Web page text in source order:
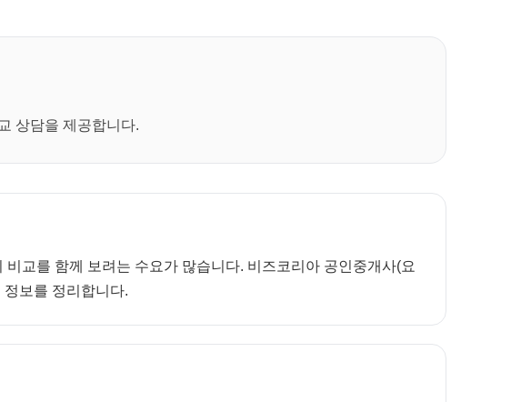
상담을 제공합니다.
교를 함께 보려는 수요가 많습니다. 비즈코리아 공인중개사(요
보를 정리합니다.